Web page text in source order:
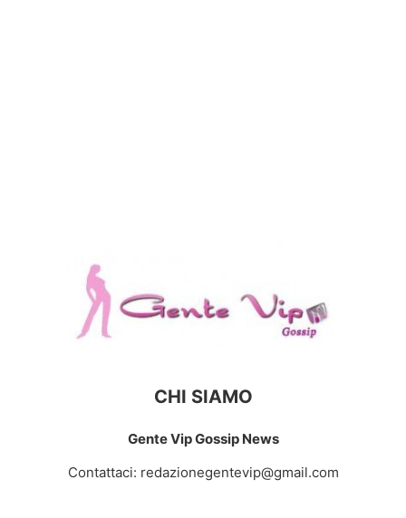
CHI SIAMO
Gente Vip Gossip News
Contattaci: redazionegentevip@gmail.com